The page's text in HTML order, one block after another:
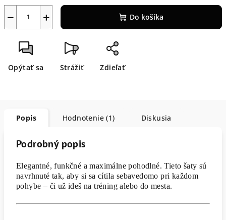
+
− Do košíka
Opýtať sa Strážiť Zdieľať
Popis Hodnotenie (1) Diskusia
Podrobný popis
Elegantné, funkčné a maximálne pohodlné. Tieto šaty sú
navrhnuté tak, aby si sa cítila sebavedomo pri každom
pohybe – či už ideš na tréning alebo do mesta.